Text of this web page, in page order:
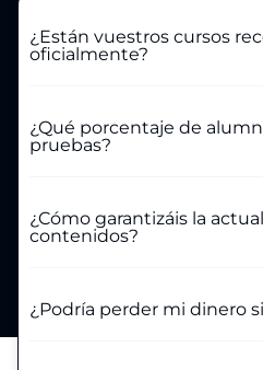
¿Están vuestros cursos
oficialmente?
¿Qué porcentaje de
pruebas?
¿Cómo garantizáis la
contenidos?
¿Podría perder mi dinero